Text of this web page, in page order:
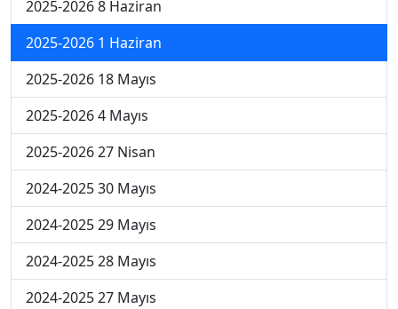
2025-2026 8 Haziran
2025-2026 1 Haziran
2025-2026 18 Mayıs
2025-2026 4 Mayıs
2025-2026 27 Nisan
2024-2025 30 Mayıs
2024-2025 29 Mayıs
2024-2025 28 Mayıs
2024-2025 27 Mayıs